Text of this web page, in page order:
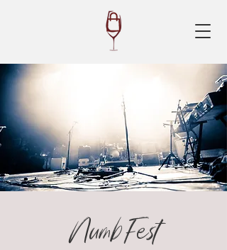
NumbFest